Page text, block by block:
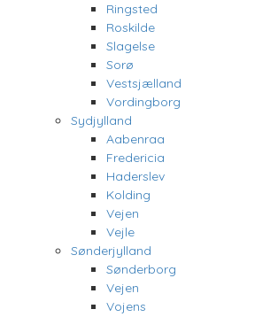
Ringsted
Roskilde
Slagelse
Sorø
Vestsjælland
Vordingborg
Sydjylland
Aabenraa
Fredericia
Haderslev
Kolding
Vejen
Vejle
Sønderjylland
Sønderborg
Vejen
Vojens